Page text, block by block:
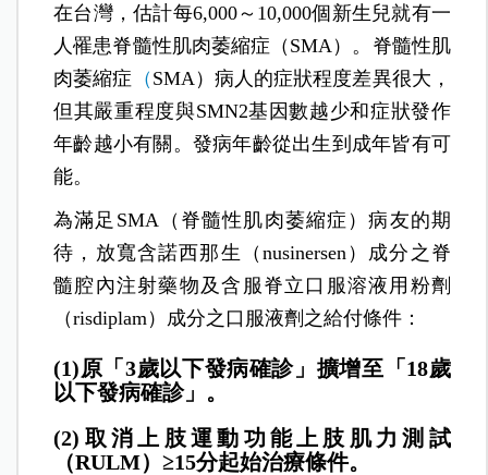
在台灣，估計每6,000～10,000個新生兒就有一
人罹患脊髓性肌肉萎縮症（SMA）。脊髓性肌
肉萎縮症 （ SMA）病人的症狀程度差異很大，
但其嚴重程度與SMN2基因數越少和症狀發作
年齡越小有關。發病年齡從出生到成年皆有可
能。
為滿足SMA（脊髓性肌肉萎縮症）病友的期
待，放寬含諾西那生（nusinersen）成分之脊
髓腔內注射藥物及含服脊立口服溶液用粉劑
（risdiplam）成分之口服液劑之給付條件：
(1)原「3歲以下發病確診」擴增至「18歲
以下發病確診」。
(2)取消上肢運動功能上肢肌力測試
（RULM）≥15分起始治療條件。